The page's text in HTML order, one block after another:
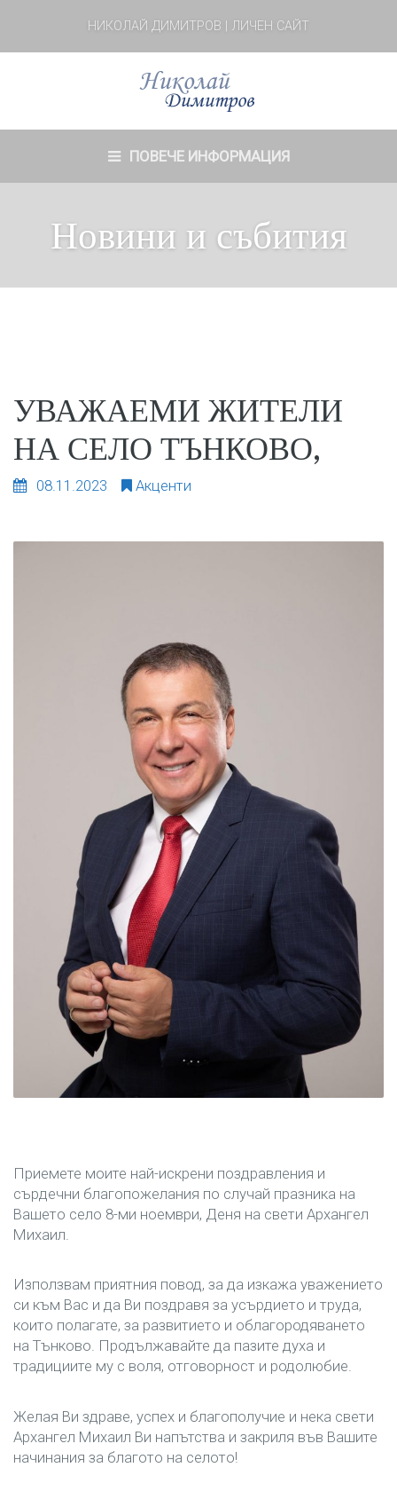
НИКОЛАЙ ДИМИТРОВ | ЛИЧЕН САЙТ
ПОВЕЧЕ ИНФОРМАЦИЯ
Новини и събития
УВАЖАЕМИ ЖИТЕЛИ
НА СЕЛО ТЪНКОВО,
08.11.2023 Акценти
Приемете моите най-искрени поздравления и
сърдечни благопожелания по случай празника на
Вашето село 8-ми ноември, Деня на свети Архангел
Михаил.
Използвам приятния повод, за да изкажа уважението
си към Вас и да Ви поздравя за усърдието и труда,
които полагате, за развитието и облагородяването
на Тънково. Продължавайте да пазите духа и
традициите му с воля, отговорност и родолюбие.
Желая Ви здраве, успех и благополучие и нека свети
Архангел Михаил Ви напътства и закриля във Вашите
начинания за благото на селото!